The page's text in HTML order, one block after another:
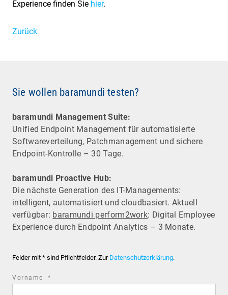
Experience finden Sie hier.
Zurück
Sie wollen baramundi testen?
baramundi Management Suite:
Unified Endpoint Management für automatisierte
Software­verteilung, Patchmanagement und sichere
Endpoint-Kontrolle – 30 Tage.
baramundi Proactive Hub:
Die nächste Generation des IT-Managements:
intelligent, automatisiert und cloudbasiert. Aktuell
verfügbar: baramundi perform2work: Digital Employee
Experience durch Endpoint Analytics – 3 Monate.
Felder mit * sind Pflichtfelder. Zur Datenschutzerklärung.
Vorname *